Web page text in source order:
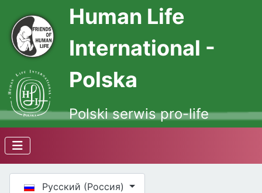
Human Life
International -
Polska
Polski serwis pro-life
Русский (Россия)